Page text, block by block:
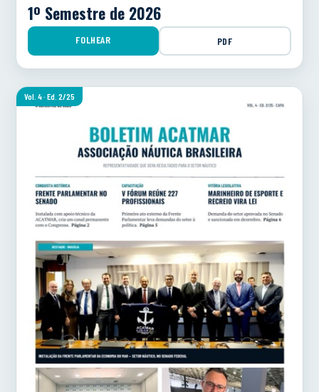
1º Semestre de 2026
FOLHEAR PDF
Vol. 4 · Ed. 2/25